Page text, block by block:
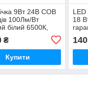
9Вт 24В COB
100Лм/Вт
білий 6500К,
гарантія 3 роки
₴
Купити
LED
18